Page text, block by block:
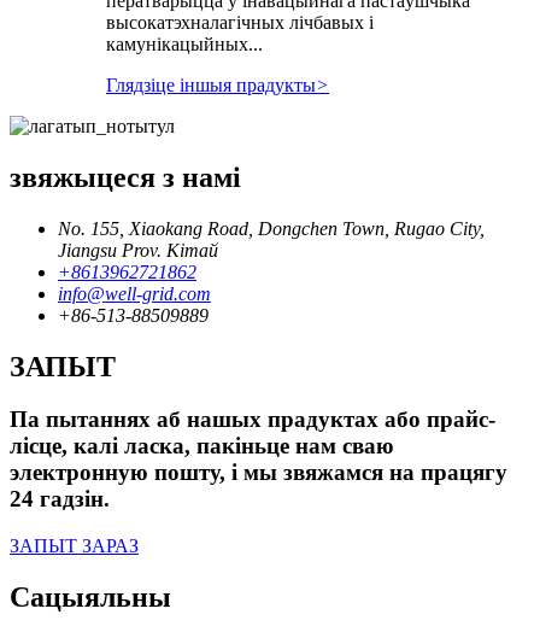
высокатэхналагічных лічбавых і
камунікацыйных...
Глядзіце іншыя прадукты>
звяжыцеся з намі
No. 155, Xiaokang Road, Dongchen Town, Rugao City,
Jiangsu Prov. Кітай
+8613962721862
info@well-grid.com
+86-513-88509889
ЗАПЫТ
Па пытаннях аб нашых прадуктах або прайс-
лісце, калі ласка, пакіньце нам сваю
электронную пошту, і мы звяжамся на працягу
24 гадзін.
ЗАПЫТ ЗАРАЗ
Сацыяльны